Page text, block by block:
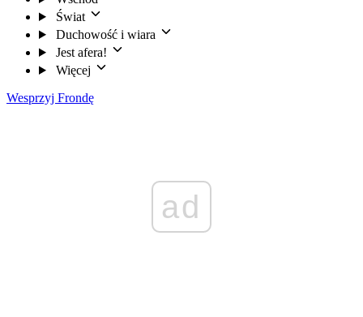
Świat
Duchowość i wiara
Jest afera!
Więcej
Wesprzyj Frondę
ad